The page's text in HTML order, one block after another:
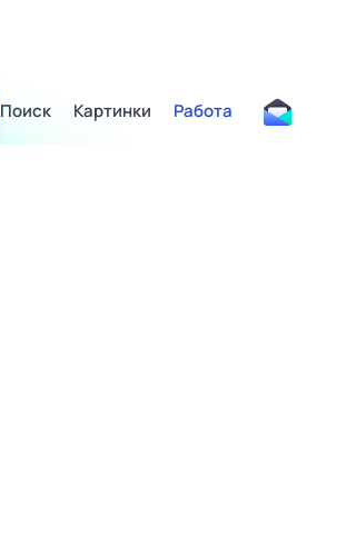
Поиск Картинки Работа